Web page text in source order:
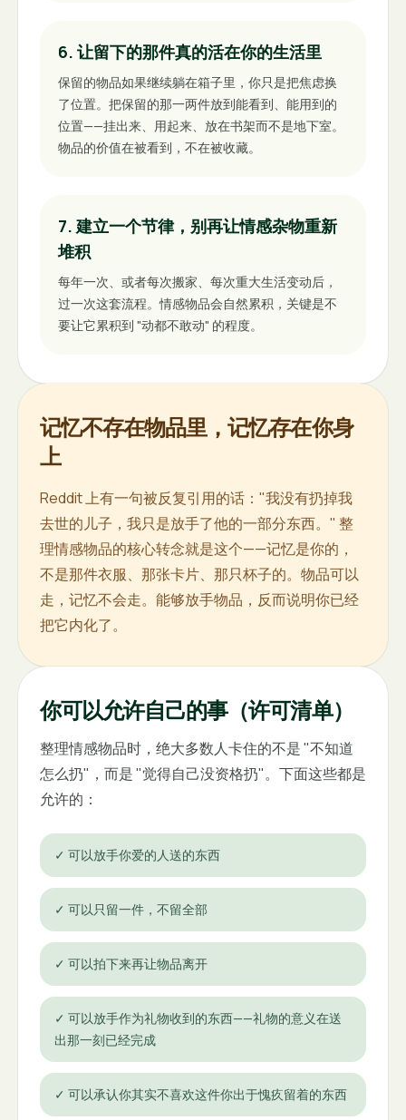
6. 让留下的那件真的活在你的生活里
保留的物品如果继续躺在箱子里，你只是把焦虑换
了位置。把保留的那一两件放到能看到、能用到的
位置——挂出来、用起来、放在书架而不是地下室。
物品的价值在被看到，不在被收藏。
7. 建立一个节律，别再让情感杂物重新
堆积
每年一次、或者每次搬家、每次重大生活变动后，
过一次这套流程。情感物品会自然累积，关键是不
要让它累积到 "动都不敢动" 的程度。
记忆不存在物品里，记忆存在你身
上
Reddit 上有一句被反复引用的话："我没有扔掉我
去世的儿子，我只是放手了他的一部分东西。" 整
理情感物品的核心转念就是这个——记忆是你的，
不是那件衣服、那张卡片、那只杯子的。物品可以
走，记忆不会走。能够放手物品，反而说明你已经
把它内化了。
你可以允许自己的事（许可清单）
整理情感物品时，绝大多数人卡住的不是 "不知道
怎么扔"，而是 "觉得自己没资格扔"。下面这些都是
允许的：
✓ 可以放手你爱的人送的东西
✓ 可以只留一件，不留全部
✓ 可以拍下来再让物品离开
✓ 可以放手作为礼物收到的东西——礼物的意义在送
出那一刻已经完成
✓ 可以承认你其实不喜欢这件你出于愧疚留着的东西